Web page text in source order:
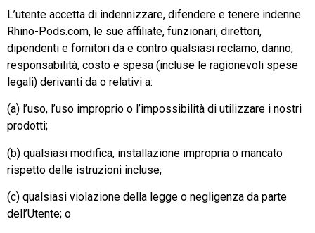
L’utente accetta di indennizzare, difendere e tenere indenne
Rhino-Pods.com, le sue affiliate, funzionari, direttori,
dipendenti e fornitori da e contro qualsiasi reclamo, danno,
responsabilità, costo e spesa (incluse le ragionevoli spese
legali) derivanti da o relativi a:
(a) l’uso, l’uso improprio o l’impossibilità di utilizzare i nostri
prodotti;
(b) qualsiasi modifica, installazione impropria o mancato
rispetto delle istruzioni incluse;
(c) qualsiasi violazione della legge o negligenza da parte
dell’Utente; o